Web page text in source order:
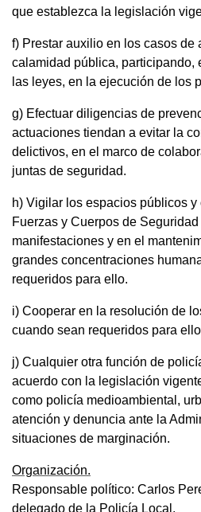
que establezca la legislación
f) Prestar auxilio en los casos de
calamidad pública, participando,
las leyes, en la ejecución de los
g) Efectuar diligencias de
actuaciones tiendan a evitar la
delictivos, en el marco de
juntas de seguridad.
h) Vigilar los espacios públicos
Fuerzas y Cuerpos de
manifestaciones y en el
grandes concentraciones
requeridos para ello.
i) Cooperar en la resolución de
cuando sean requeridos para
j) Cualquier otra función de
acuerdo con la legislación
como policía medioambiental,
atención y denuncia ante la
situaciones de marginación.
Organización.
Responsable político: Carlos
delegado de la Policía Local.